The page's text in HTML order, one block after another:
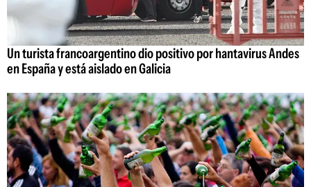
Un turista francoargentino dio positivo por hantavirus Andes
en España y está aislado en Galicia